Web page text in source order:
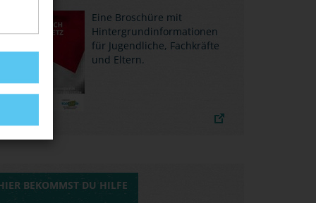
Eine Broschüre mit
Hintergrundinformationen
für Jugendliche, Fachkräfte
und Eltern.
Das Institut für Demokratie und
Zivilgesellschaft (IDZ) und die Amadeu
Antonio Stiftung stellen factsheets zur
BEKOMMST DU HILFE